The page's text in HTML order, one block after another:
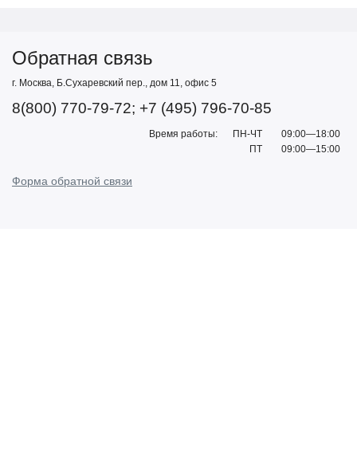
Обратная связь
г. Москва, Б.Сухаревский пер., дом 11, офис 5
8(800) 770-79-72; +7 (495) 796-70-85
Время работы: ПН-ЧТ
09:00—18:00
ПТ
09:00—15:00
Форма обратной связи